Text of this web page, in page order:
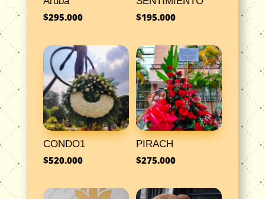
$295.000 $195.000
CONDO1
$520.000
PIRACH
$275.000